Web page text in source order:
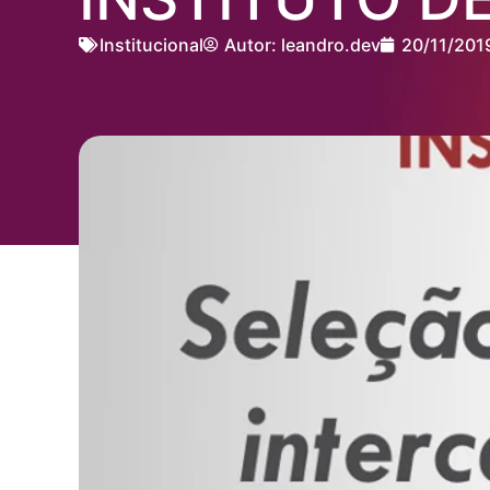
Institucional Autor: leandro.dev 20/11/